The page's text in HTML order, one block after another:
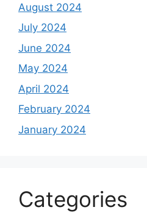
August 2024
July 2024
June 2024
May 2024
April 2024
February 2024
January 2024
Categories